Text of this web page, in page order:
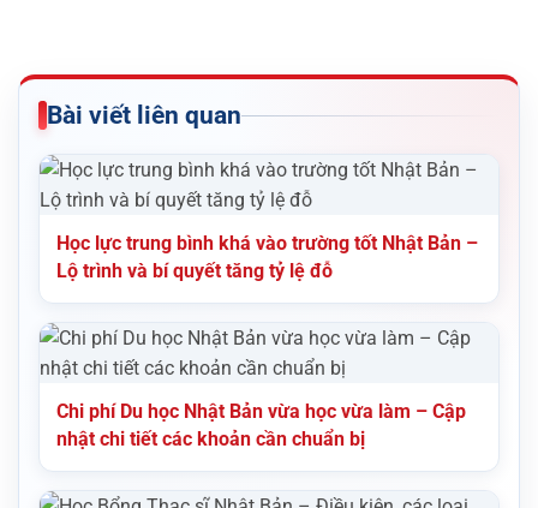
Bài viết liên quan
Học lực trung bình khá vào trường tốt Nhật Bản –
Lộ trình và bí quyết tăng tỷ lệ đỗ
Chi phí Du học Nhật Bản vừa học vừa làm – Cập
nhật chi tiết các khoản cần chuẩn bị